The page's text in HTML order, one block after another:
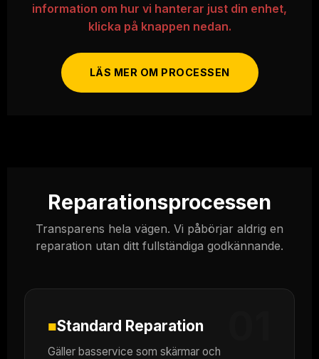
information om hur vi hanterar just din enhet,
klicka på knappen nedan.
LÄS MER OM PROCESSEN
Reparationsprocessen
Transparens hela vägen. Vi påbörjar aldrig en
reparation utan ditt fullständiga godkännande.
■Standard Reparation
Gäller basservice som skärmar och